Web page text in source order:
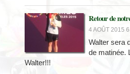
Retour de
4 AOÛT 2015
Walter sera
de matinée.
Walter!!!